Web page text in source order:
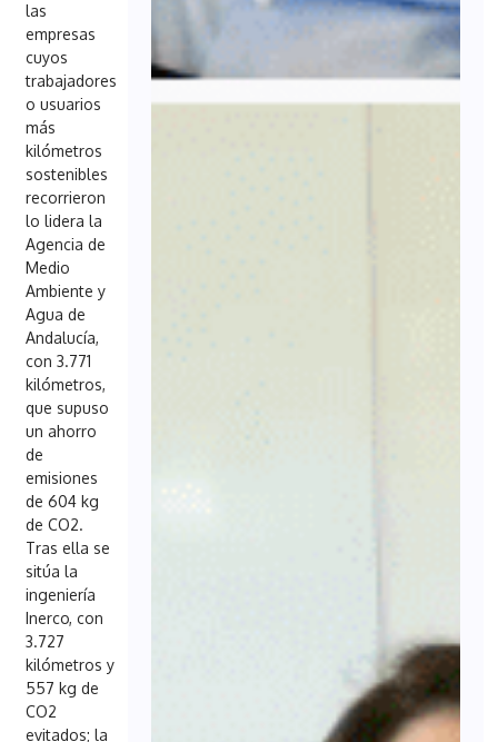
las
empresas
cuyos
trabajadores
o usuarios
más
kilómetros
sostenibles
recorrieron
lo lidera la
Agencia de
Medio
Ambiente y
Agua de
Andalucía,
con 3.771
kilómetros,
que supuso
un ahorro
de
emisiones
de 604 kg
de CO2.
Tras ella se
sitúa la
ingeniería
Inerco, con
3.727
kilómetros y
557 kg de
CO2
evitados; la